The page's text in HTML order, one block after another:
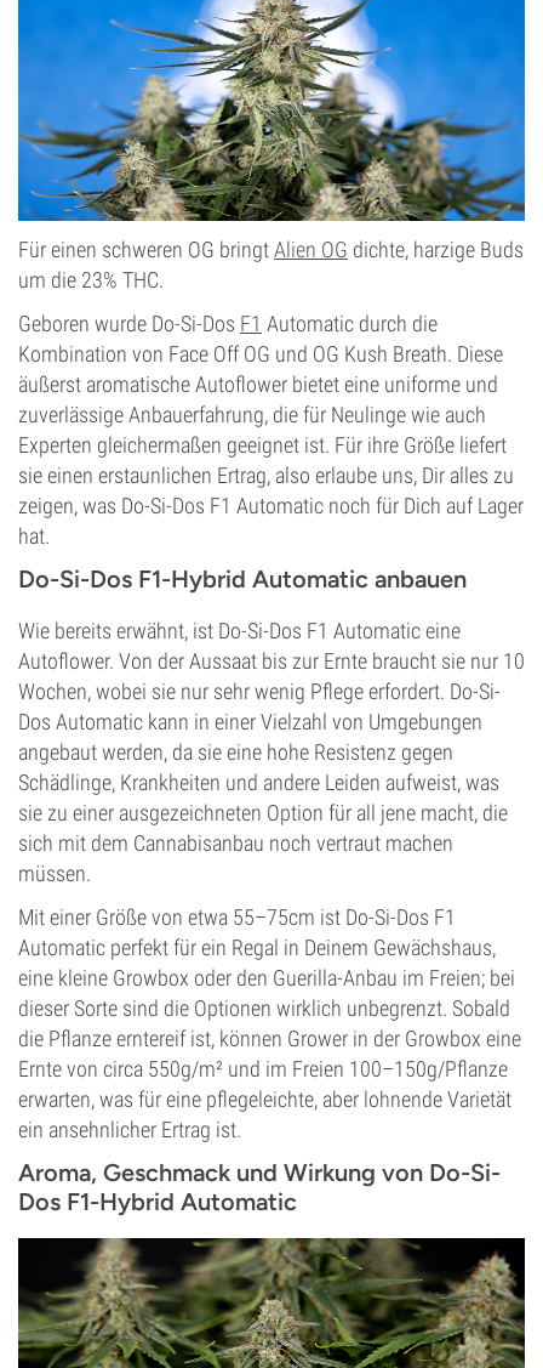
Für einen schweren OG bringtAlien OG dichte, harzige Buds
um die 23% THC.
Geboren wurde Do-Si-Dos F1 Automatic durch die
Kombination von Face Off OG und OG Kush Breath. Diese
äußerst aromatische Autoflower bietet eine uniforme und
zuverlässige Anbauerfahrung, die für Neulinge wie auch
Experten gleichermaßen geeignet ist. Für ihre Größe liefert
sie einen erstaunlichen Ertrag, also erlaube uns, Dir alles zu
zeigen, was Do-Si-Dos F1 Automatic noch für Dich auf Lager
hat.
Do-Si-Dos F1-Hybrid Automatic anbauen
Wie bereits erwähnt, ist Do-Si-Dos F1 Automatic eine
Autoflower. Von der Aussaat bis zur Ernte braucht sie nur 10
Wochen, wobei sie nur sehr wenig Pflege erfordert. Do-Si-
Dos Automatic kann in einer Vielzahl von Umgebungen
angebaut werden, da sie eine hohe Resistenz gegen
Schädlinge, Krankheiten und andere Leiden aufweist, was
sie zu einer ausgezeichneten Option für all jene macht, die
sich mit dem Cannabisanbau noch vertraut machen
müssen.
Mit einer Größe von etwa 55–75cm ist Do-Si-Dos F1
Automatic perfekt für ein Regal in Deinem Gewächshaus,
eine kleine Growbox oder den Guerilla-Anbau im Freien; bei
dieser Sorte sind die Optionen wirklich unbegrenzt. Sobald
die Pflanze erntereif ist, können Grower in der Growbox eine
Ernte von circa 550g/m² und im Freien 100–150g/Pflanze
erwarten, was für eine pflegeleichte, aber lohnende Varietät
ein ansehnlicher Ertrag ist.
Aroma, Geschmack und Wirkung von Do-Si-
Dos F1-Hybrid Automatic